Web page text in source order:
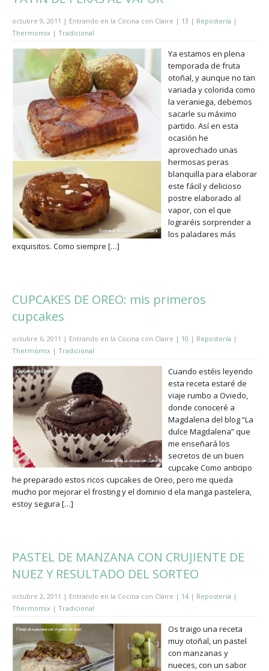
octubre 9, 2011 | Entrando en la Cocina con Claire | 13 | Repostería |
Thermomix | Tradicional
Ya estamos en plena
temporada de fruta
otoñal, y aunque no tan
variada y colorida como
la veraniega, debemos
sacarle su máximo
partido. Así en esta
ocasión he
aprovechado unas
hermosas peras
blanquilla para elaborar
este fácil y delicioso
postre elaborado al
vapor, con el que
lograréis sorprender a
los paladares más
exquisitos. Como siempre […]
CUPCAKES DE OREO: mis primeros
cupcakes
octubre 6, 2011 | Entrando en la Cocina con Claire | 10 | Repostería |
Thermomix | Tradicional
Cuando estéis leyendo
esta receta estaré de
viaje rumbo a Oviedo,
donde conoceré a
Magdalena del blog “La
dulce Magdalena” que
me enseñará los
secretos de un buen
cupcake Como anticipo
he preparado estos ricos cupcakes de Oreo, pero me queda
mucho por mejorar el frosting y el dominio d ela manga pastelera,
estoy segura […]
PASTEL DE MANZANA CON CRUJIENTE DE
NUEZ Y RESULTADO DEL SORTEO
octubre 2, 2011 | Entrando en la Cocina con Claire | 14 | Repostería |
Thermomix | Tradicional
Os traigo una receta
muy otoñal, un pastel
con manzanas y
nueces, con un sabor